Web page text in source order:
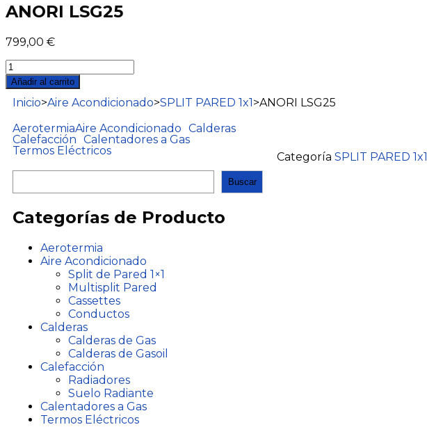
ANORI LSG25
799,00 €
Añadir al carrito
Inicio>Aire Acondicionado>SPLIT PARED 1x1>ANORI LSG25
AerotermiaAire Acondicionado Calderas
Calefacción Calentadores a Gas
Termos Eléctricos
Buscar
Categorías de Producto
Aerotermia
Aire Acondicionado
Split de Pared 1×1
Multisplit Pared
Cassettes
Conductos
Calderas
Calderas de Gas
Calderas de Gasoil
Calefacción
Radiadores
Suelo Radiante
Calentadores a Gas
Termos Eléctricos
Categoría SPLIT PARED 1x1